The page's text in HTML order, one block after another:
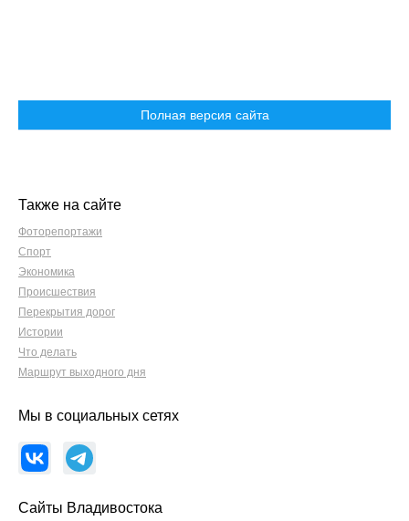
Полная версия сайта
Также на сайте
Фоторепортажи
Спорт
Экономика
Происшествия
Перекрытия дорог
Истории
Что делать
Маршрут выходного дня
Мы в социальных сетях
Сайты Владивостока